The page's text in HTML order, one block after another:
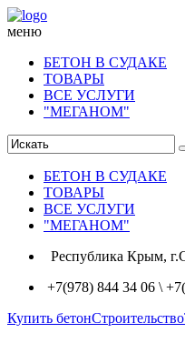
меню
БЕТОН В СУДАКЕ
ТОВАРЫ
ВСЕ УСЛУГИ
"МЕГАНОМ"
БЕТОН В СУДАКЕ
ТОВАРЫ
ВСЕ УСЛУГИ
"МЕГАНОМ"
Республика Крым,
+7(978) 844 34 06 \
Купить бетонСтроительство